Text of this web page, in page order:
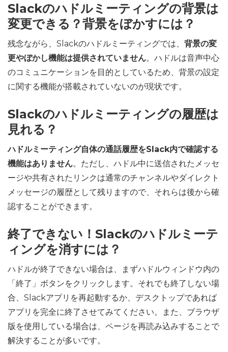
Slackのハドルミーティングの背景は
変更できる？背景をぼかすには？
残念ながら、Slackのハドルミーティングでは、 背景の変
更やぼかし機能は提供されていません。ハドルは音声中心
のコミュニケーションを目的としているため、背景の設定
に関する機能が搭載されていないのが現状です。
Slackのハドルミーティングの履歴は
見れる？
ハドルミーティング自体の通話履歴をSlack内で確認する
機能はありません。ただし、ハドル中に送信されたメッセ
ージや共有されたリンクは通常のチャンネルやダイレクト
メッセージの履歴として残りますので、それらは後から確
認することができます。
終了できない！Slackのハドルミーテ
ィングを消すには？
ハドルが終了できない場合は、まずハドルウィンドウ内の
「終了」ボタンをクリックします。それでも終了しない場
合、Slackアプリを再起動するか、デスクトップであれば
アプリを完全に終了させてみてください。また、ブラウザ
版を使用している場合は、ページを再読み込みすることで
解決することが多いです。